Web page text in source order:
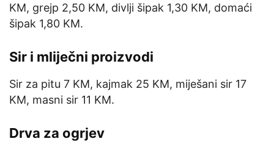
KM, grejp 2,50 KM, divlji šipak 1,30 KM, domaći
šipak 1,80 KM.
Sir i mliječni proizvodi
Sir za pitu 7 KM, kajmak 25 KM, miješani sir 17
KM, masni sir 11 KM.
Drva za ogrjev